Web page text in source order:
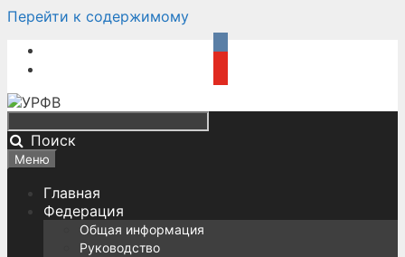
Перейти к содержимому
Поиск
Меню
Главная
Федерация
Общая информация
Руководство